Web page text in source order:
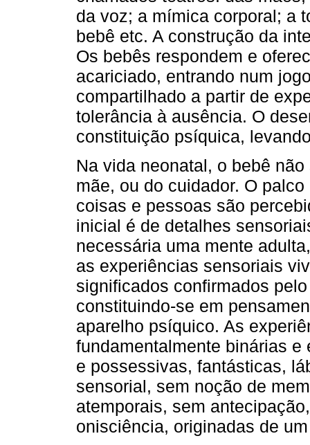
da voz; a mímica corporal; a
bebê etc. A construção da
Os bebês respondem e
acariciado, entrando num
compartilhado a partir de
tolerância à ausência. O
constituição psíquica,
Na vida neonatal, o bebê
mãe, ou do cuidador. O
coisas e pessoas são
inicial é de detalhes
necessária uma mente
as experiências sensoriais
significados confirmados
constituindo-se em
aparelho psíquico. As
fundamentalmente binárias
e possessivas, fantásticas,
sensorial, sem noção de
atemporais, sem
onisciência, originadas de